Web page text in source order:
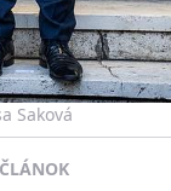
Saková